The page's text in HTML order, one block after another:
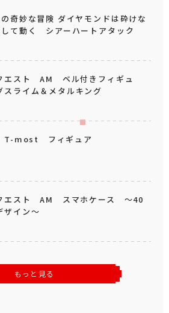
の奇妙な冒険 ダイヤモンドは砕けな
て動く シアーハートアタック
エスト AM ベル付きフィギュ
ライム＆メタルキング
T-most フィギュア
エスト AM スマホケース ～40
ザイン～
もっと見る